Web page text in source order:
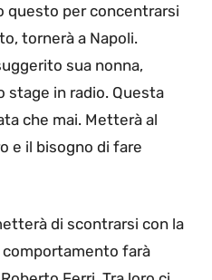
questo per concentrarsi
tornerà a Napoli.
sua nonna,
stage in radio. Questa
che mai. Metterà al
e il bisogno di fare
di scontrarsi con la
farà